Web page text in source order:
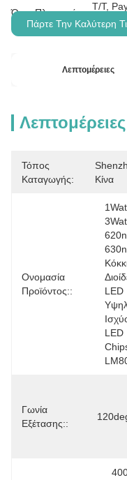
Όροι Πληρωμής:
T/T,
Πάρτε Την Καλύτερη
Λεπτομέρειες
Λεπτομέρειες
Τόπος
Καταγωγής:
Κίνα
Ονομασία
Προϊόντος::
LED
LED
Γωνία
Εξέτασης::